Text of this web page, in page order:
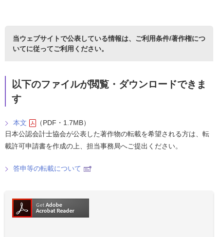
当ウェブサイトで公表している情報は、 ご利用条件/著作権につ
いてに従ってご利用ください。
以下のファイルが閲覧・ダウンロードできま
す
本文
（PDF・1.7MB）
日本公認会計士協会が公表した著作物の転載を希望される方は、転
載許可申請書を作成の上、担当事務局へご提出ください。
答申等の転載について